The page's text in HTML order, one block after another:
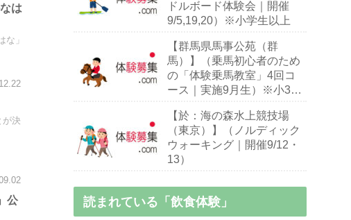
は
」
が決
公
ドルボード体験会｜開催
9/5,19,20）※小学生以上
【群馬県馬事公苑（群
馬）】（乗馬初心者のため
の「体験乗馬教室」4回コ
ース｜実施9月生）※小3～
【於：海の森水上競技場
（東京）】（ノルディック
ウォーキング｜開催9/12・
13）
読まれている「飲食体験」